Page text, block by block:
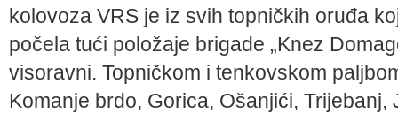
kolovoza VRS je iz svih topničkih oruđa
počela tući položaje brigade „Knez
visoravni. Topničkom i tenkovskom
Komanje brdo, Gorica, Ošanjići,